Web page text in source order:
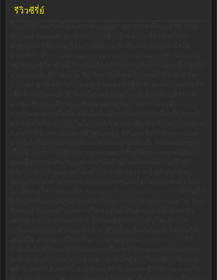
รีวิวซีรี่ย์